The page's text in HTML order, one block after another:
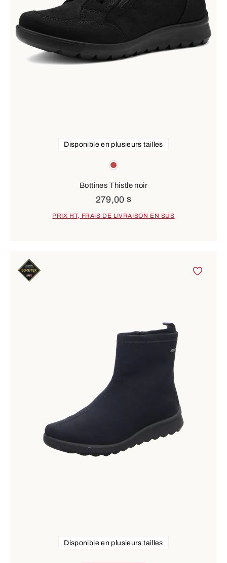
red
Disponible en plusieurs tailles
Bottines Thistle noir
279,00 $
PRIX HT, FRAIS DE LIVRAISON EN SUS
Disponible en plusieurs tailles